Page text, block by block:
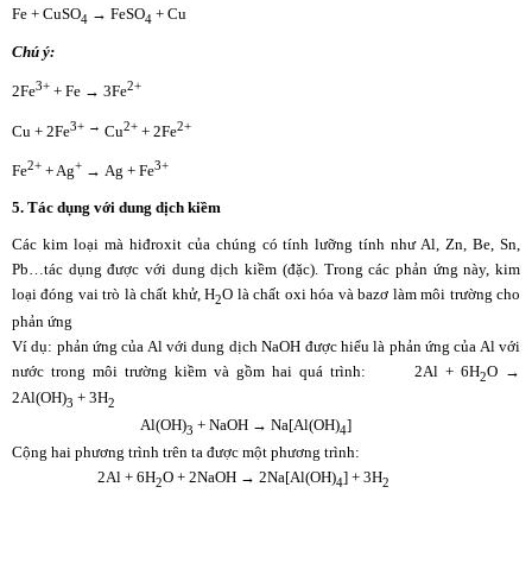
Fe + CuSO4 → FeSO4 + Cu
Chú ý:
2Fe3+ + Fe → 3Fe2+
Cu + 2Fe3+ → Cu2+ + 2Fe2+
Fe2+ + Ag+ → Ag + Fe3+
5. Tác dụng với dung dịch kiềm
Các kim loại mà hiđroxit của chúng có tính lưỡng tính như Al, Zn, Be, Sn,
Pb…tác dụng được với dung dịch kiềm (đặc). Trong các phản ứng này, kim
loại đóng vai trò là chất khử, H2O là chất oxi hóa và bazơ làm môi trường cho
phản ứng
Ví dụ: phản ứng của Al với dung dịch NaOH được hiểu là phản ứng của Al với
nước trong môi trường kiềm và gồm hai quá trình: 2Al + 6H2O →
2Al(OH)3 + 3H2
Al(OH)3 + NaOH → Na[Al(OH)4]
Cộng hai phương trình trên ta được một phương trình:
2Al + 6H2O + 2NaOH → 2Na[Al(OH)4] + 3H2